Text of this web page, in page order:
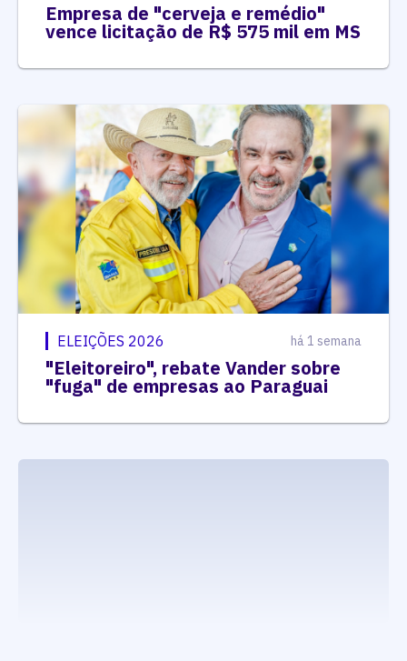
Empresa de "cerveja e remédio"
vence licitação de R$ 575 mil em MS
ELEIÇÕES 2026 há 1 semana
"Eleitoreiro", rebate Vander sobre
"fuga" de empresas ao Paraguai